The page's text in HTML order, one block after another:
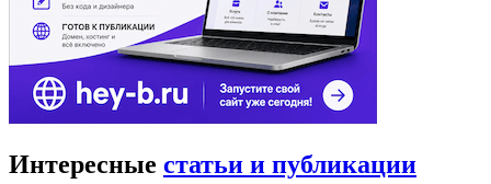
Интересные статьи и публикации